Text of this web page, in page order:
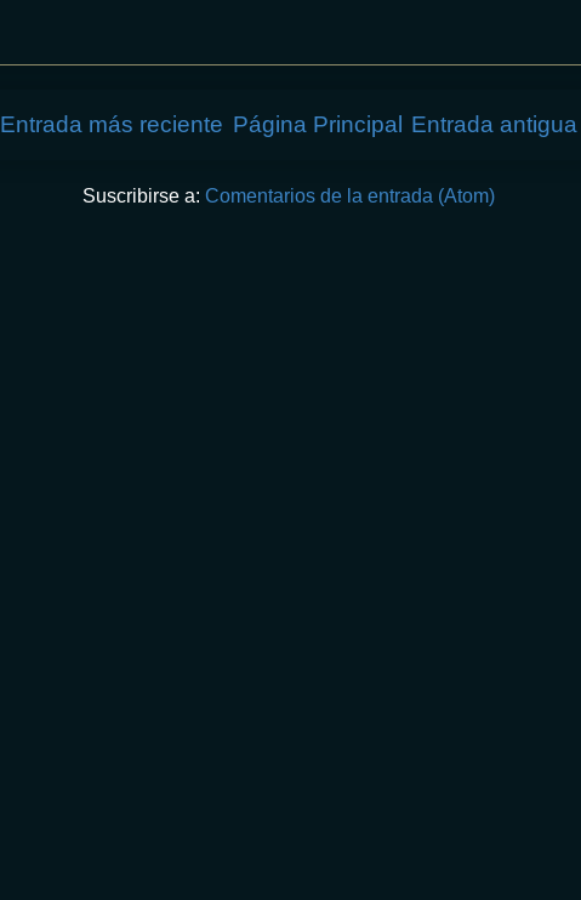
Entrada más reciente Entrada antigua
Página Principal
Suscribirse a: Comentarios de la entrada (Atom)